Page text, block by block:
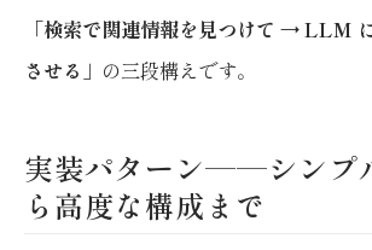
「検索で関連情報を見つけて → LLM
させる 」の三段構えです。
実装パターン——シンプ
ら高度な構成まで